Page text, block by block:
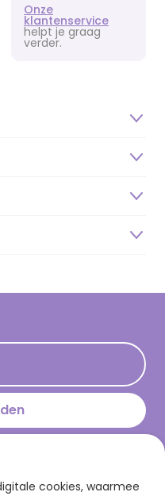
Onze
klantenservice
helpt je graag
verder.
cookies, waarmee